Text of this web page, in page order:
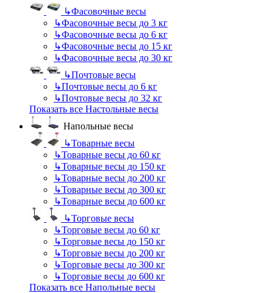
↳Фасовочные весы
↳Фасовочные весы до 3 кг
↳Фасовочные весы до 6 кг
↳Фасовочные весы до 15 кг
↳Фасовочные весы до 30 кг
↳Почтовые весы
↳Почтовые весы до 6 кг
↳Почтовые весы до 32 кг
Показать все Настольные весы
Напольные весы
↳Товарные весы
↳Товарные весы до 60 кг
↳Товарные весы до 150 кг
↳Товарные весы до 200 кг
↳Товарные весы до 300 кг
↳Товарные весы до 600 кг
↳Торговые весы
↳Торговые весы до 60 кг
↳Торговые весы до 150 кг
↳Торговые весы до 200 кг
↳Торговые весы до 300 кг
↳Торговые весы до 600 кг
Показать все Напольные весы